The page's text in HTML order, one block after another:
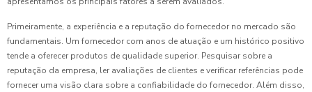
Primeiramente, a experiência e a reputação do fornecedor no mercado são
fundamentais. Um fornecedor com anos de atuação e um histórico positivo
tende a oferecer produtos de qualidade superior. Pesquisar sobre a
reputação da empresa, ler avaliações de clientes e verificar referências pode
fornecer uma visão clara sobre a confiabilidade do fornecedor. Além disso,